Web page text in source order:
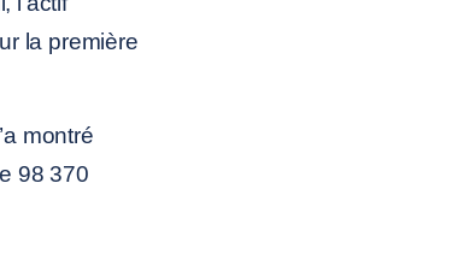
la première
montré
98 370